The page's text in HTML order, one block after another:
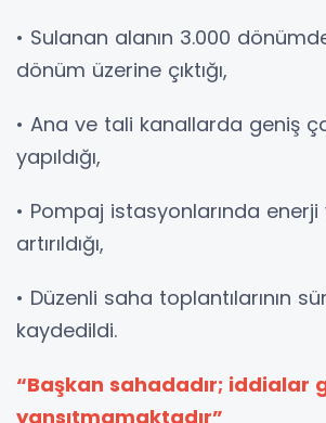
• Sulanan alanın 3.000
dönüm üzerine çıktığı,
• Ana ve tali kanallarda geniş
yapıldığı,
• Pompaj istasyonlarında
artırıldığı,
• Düzenli saha toplantılarının
kaydedildi.
“Başkan sahadadır; iddialar
yansıtmamaktadır”